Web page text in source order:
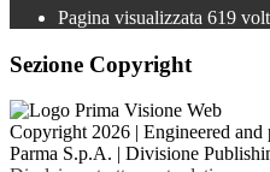
Pagina visualizzata 619
Sezione Copyright
Copyright 2026 | Engineered
Parma S.p.A. | Divisione